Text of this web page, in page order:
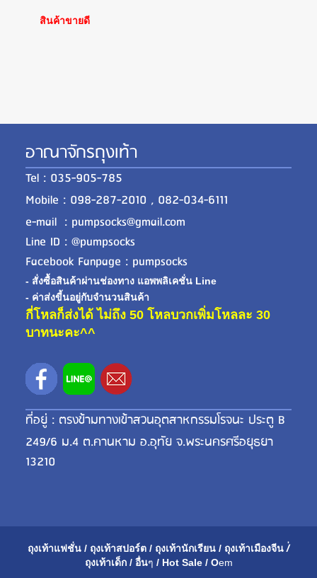
สินค้าขายดี
อาณาจักรถุงเท้า
Tel : 035-905-785
Mobile : 098-287-2010 , 082-034-6111
e-mail : pumpsocks@gmail.com
Line ID : @pumpsocks
Facebook Fanpage : pumpsocks
- สั่งซื้อสินค้าผ่านช่องทาง แอพพลิเคชั่น Line
- ค่าส่งขี้นอยู่กับจำนวนสินค้า
กี่โหลก็ส่งได้ ไม่ถึง 50 โหลบวกเพิ่มโหลละ 30
บาทนะคะ^^
ที่อยู่ : ตรงข้ามทางเข้าสวนอุตสาหกรรมโรจนะ ประตู B
249/6 ม.4 ต.คานหาม อ.อุทัย จ.พระนครศรีอยุธยา
13210
ถุงเท้าแฟชั่น / ถุงเท้าสปอร์ต / ถุงเท้านักเรียน / ถุงเท้าเมืองจีน /่
ถุงเท้าเด็ก / อื่นๆ / Hot Sale / Oem